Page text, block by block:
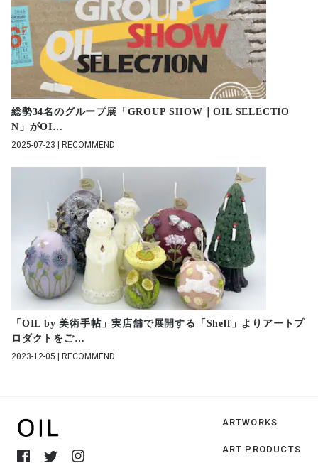
総勢34名のグループ展「GROUP SHOW｜OIL SELECTIO
N」がOI…
2025-07-23 | RECOMMEND
「OIL by 美術手帖」実店舗で展開する「Shelf」よりアートプ
ロダクトをご…
2023-12-05 | RECOMMEND
ARTWORKS
ART PRODUCTS